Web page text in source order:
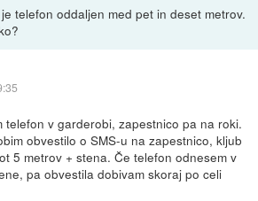
telefon oddaljen med pet in deset metrov.
telefon v garderobi, zapestnico pa na roki.
obvestilo o SMS-u na zapestnico, kljub
5 metrov + stena. Če telefon odnesem v
pa obvestila dobivam skoraj po celi